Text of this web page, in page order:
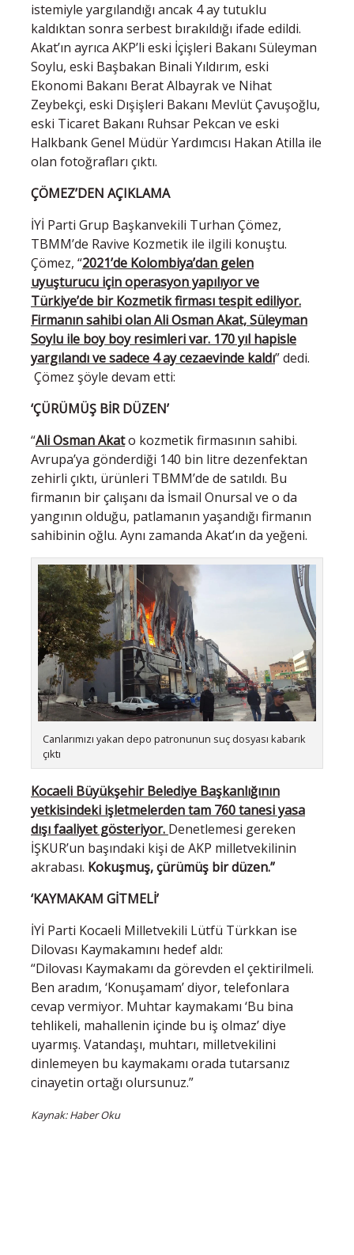
istemiyle yargılandığı ancak 4 ay tutuklu
kaldıktan sonra serbest bırakıldığı ifade edildi.
Akat’ın ayrıca AKP’li eski İçişleri Bakanı Süleyman
Soylu, eski Başbakan Binali Yıldırım, eski
Ekonomi Bakanı Berat Albayrak ve Nihat
Zeybekçi, eski Dışişleri Bakanı Mevlüt Çavuşoğlu,
eski Ticaret Bakanı Ruhsar Pekcan ve eski
Halkbank Genel Müdür Yardımcısı Hakan Atilla ile
olan fotoğrafları çıktı.
ÇÖMEZ’DEN AÇIKLAMA
İYİ Parti Grup Başkanvekili Turhan Çömez,
TBMM’de Ravive Kozmetik ile ilgili konuştu.
Çömez, “2021’de Kolombiya’dan gelen
uyuşturucu için operasyon yapılıyor ve
Türkiye’de bir Kozmetik firması tespit ediliyor.
Firmanın sahibi olan Ali Osman Akat, Süleyman
Soylu ile boy boy resimleri var. 170 yıl hapisle
yargılandı ve sadece 4 ay cezaevinde kaldı” dedi.
Çömez şöyle devam etti:
‘ÇÜRÜMÜŞ BİR DÜZEN’
“Ali Osman Akato kozmetik firmasının sahibi.
Avrupa’ya gönderdiği 140 bin litre dezenfektan
zehirli çıktı, ürünleri TBMM’de de satıldı. Bu
firmanın bir çalışanı da İsmail Onursal ve o da
yangının olduğu, patlamanın yaşandığı firmanın
sahibinin oğlu. Aynı zamanda Akat’ın da yeğeni.
Canlarımızı yakan depo patronunun suç dosyası kabarık
çıktı
Kocaeli Büyükşehir Belediye Başkanlığının
yetkisindeki işletmelerden tam 760 tanesi yasa
dışı faaliyet gösteriyor. Denetlemesi gereken
İŞKUR’un başındaki kişi de AKP milletvekilinin
akrabası. Kokuşmuş, çürümüş bir düzen.”
‘KAYMAKAM GİTMELİ’
İYİ Parti Kocaeli Milletvekili Lütfü Türkkan ise
Dilovası Kaymakamını hedef aldı:
“Dilovası Kaymakamı da görevden el çektirilmeli.
Ben aradım, ‘Konuşamam’ diyor, telefonlara
cevap vermiyor. Muhtar kaymakamı ‘Bu bina
tehlikeli, mahallenin içinde bu iş olmaz’ diye
uyarmış. Vatandaşı, muhtarı, milletvekilini
dinlemeyen bu kaymakamı orada tutarsanız
cinayetin ortağı olursunuz.”
Kaynak: Haber Oku